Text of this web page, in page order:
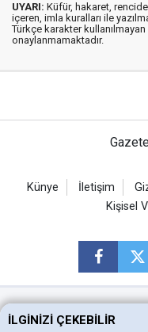
UYARI: Küfür, hakaret,
içeren, imla kuralları ile
Türkçe karakter
onaylanmamaktadır.
Künye İletişim
Kişisel
Ankara Haberleri
İLGINIZI ÇEKEBILIR